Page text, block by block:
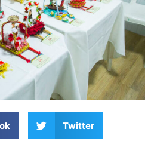
Twitter